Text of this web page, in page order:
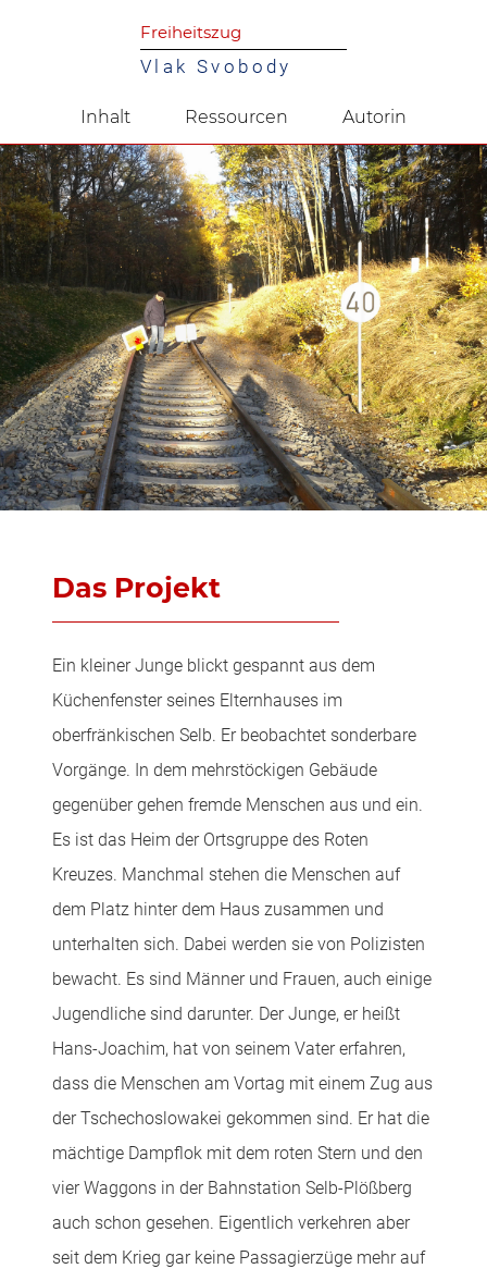
Freiheitszug
Vlak Svobody
Inhalt Ressourcen Autorin
Das Projekt
Ein kleiner Junge blickt gespannt aus dem
Küchenfenster seines Elternhauses im
oberfränkischen Selb. Er beobachtet sonderbare
Vorgänge. In dem mehrstöckigen Gebäude
gegenüber gehen fremde Menschen aus und ein.
Es ist das Heim der Ortsgruppe des Roten
Kreuzes. Manchmal stehen die Menschen auf
dem Platz hinter dem Haus zusammen und
unterhalten sich. Dabei werden sie von Polizisten
bewacht. Es sind Männer und Frauen, auch einige
Jugendliche sind darunter. Der Junge, er heißt
Hans-Joachim, hat von seinem Vater erfahren,
dass die Menschen am Vortag mit einem Zug aus
der Tschechoslowakei gekommen sind. Er hat die
mächtige Dampflok mit dem roten Stern und den
vier Waggons in der Bahnstation Selb-Plößberg
auch schon gesehen. Eigentlich verkehren aber
seit dem Krieg gar keine Passagierzüge mehr auf